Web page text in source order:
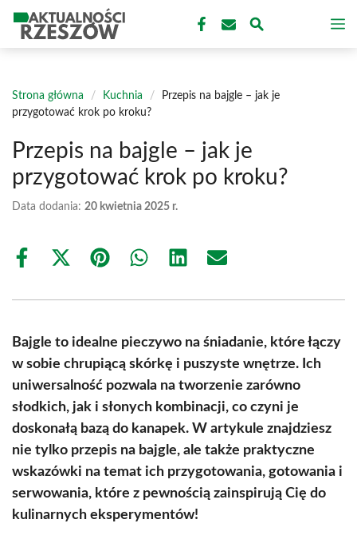
treści
Strona główna / Kuchnia /
Przepis na bajgle – jak je
przygotować krok po kroku?
Przepis na bajgle – jak je
przygotować krok po kroku?
Data dodania: 20 kwietnia 2025 r.
Share
Share
(Twitter)
Share Share Share Share
Bajgle to idealne pieczywo na śniadanie, które łączy
w sobie chrupiącą skórkę i puszyste wnętrze. Ich
uniwersalność pozwala na tworzenie zarówno
słodkich, jak i słonych kombinacji, co czyni je
doskonałą bazą do kanapek. W artykule znajdziesz
nie tylko przepis na bajgle, ale także praktyczne
wskazówki na temat ich przygotowania, gotowania i
serwowania, które z pewnością zainspirują Cię do
kulinarnych eksperymentów!